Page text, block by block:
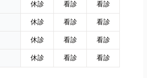
休診 看診
看診
休診 看診
看診
休診 看診
看診
休診 看診 看診